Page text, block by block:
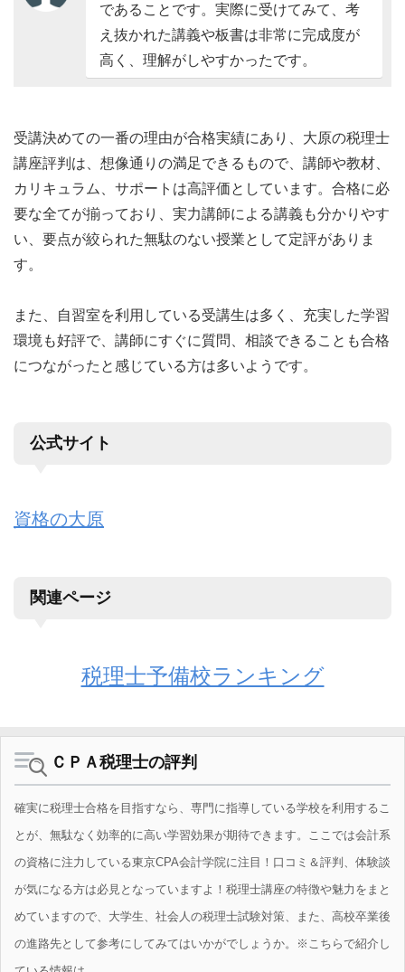
であることです。実際に受けてみて、考
え抜かれた講義や板書は非常に完成度が
高く、理解がしやすかったです。
受講決めての一番の理由が合格実績にあり、大原の税理士
講座評判は、想像通りの満足できるもので、講師や教材、
カリキュラム、サポートは高評価としています。合格に必
要な全てが揃っており、実力講師による講義も分かりやす
い、要点が絞られた無駄のない授業として定評がありま
す。
また、自習室を利用している受講生は多く、充実した学習
環境も好評で、講師にすぐに質問、相談できることも合格
につながったと感じている方は多いようです。
公式サイト
資格の大原
関連ページ
税理士予備校ランキング
ＣＰＡ税理士の評判
確実に税理士合格を目指すなら、専門に指導している学校を利用するこ
とが、無駄なく効率的に高い学習効果が期待できます。ここでは会計系
の資格に注力している東京CPA会計学院に注目！口コミ＆評判、体験談
が気になる方は必見となっていますよ！税理士講座の特徴や魅力をまと
めていますので、大学生、社会人の税理士試験対策、また、高校卒業後
の進路先として参考にしてみてはいかがでしょうか。※こちらで紹介し